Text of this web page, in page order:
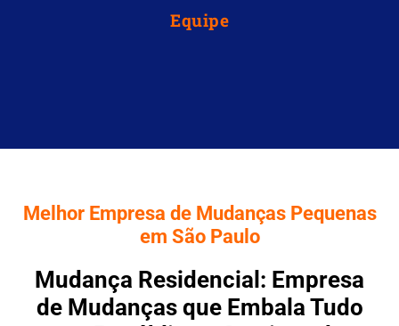
Equipe
Melhor Empresa de Mudanças Pequenas
em São Paulo
Mudança Residencial: Empresa
de Mudanças que Embala Tudo